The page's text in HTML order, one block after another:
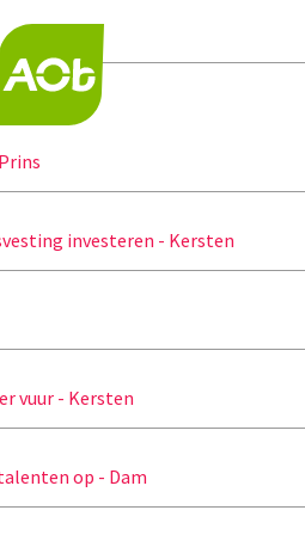
investeren - Kersten
vuur - Kersten
op - Dam